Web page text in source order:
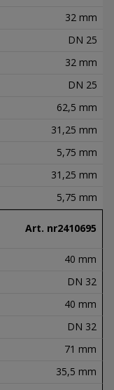
32 mm
DN 25
32 mm
DN 25
62,5 mm
31,25 mm
5,75 mm
31,25 mm
5,75 mm
Art. nr2410695
40 mm
DN 32
40 mm
DN 32
71 mm
35,5 mm